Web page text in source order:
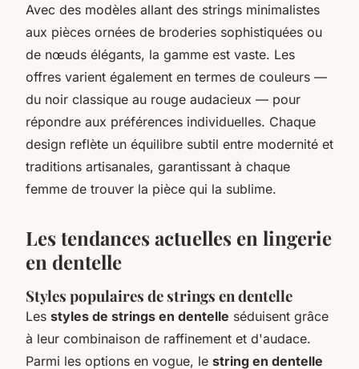
Avec des modèles allant des strings minimalistes
aux pièces ornées de broderies sophistiquées ou
de nœuds élégants, la gamme est vaste. Les
offres varient également en termes de couleurs —
du noir classique au rouge audacieux — pour
répondre aux préférences individuelles. Chaque
design reflète un équilibre subtil entre modernité et
traditions artisanales, garantissant à chaque
femme de trouver la pièce qui la sublime.
Les tendances actuelles en lingerie
en dentelle
Styles populaires de strings en dentelle
Les styles de strings en dentelle séduisent grâce
à leur combinaison de raffinement et d'audace.
Parmi les options en vogue, le string en dentelle